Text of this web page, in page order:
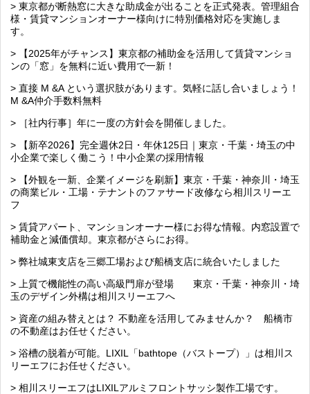
> 東京都が断熱窓に大きな助成金が出ることを正式発表。管理組合
様・賃貸マンションオーナー様向けに特別価格対応を実施しま
す。
> 【2025年がチャンス】東京都の補助金を活用して賃貸マンショ
ンの「窓」を無料に近い費用で一新！
> 直接 M &A という選択肢があります。気軽に話し合いましょう！
M &A仲介手数料無料
> ［社内行事］年に一度の方針会を開催しました。
> 【新卒2026】完全週休2日・年休125日｜東京・千葉・埼玉の中
小企業で楽しく働こう！中小企業の採用情報
> 【外観を一新、企業イメージを刷新】東京・千葉・神奈川・埼玉
の商業ビル・工場・テナントのファサード改修なら相川スリーエ
フ
> 賃貸アパート、マンションオーナー様にお得な情報。内窓設置で
補助金と減価償却。東京都がさらにお得。
> 弊社城東支店を三郷工場および船橋支店に統合いたしました
> 上質で機能性の高い高級門扉が登場 東京・千葉・神奈川・埼
玉のデザイン外構は相川スリーエフへ
> 資産の組み替えとは？ 不動産を活用してみませんか？ 船橋市
の不動産はお任せください。
> 浴槽の脱着が可能。LIXIL「bathtope（バストープ）」は相川ス
リーエフにお任せください。
> 相川スリーエフはLIXILアルミフロントサッシ製作工場です。